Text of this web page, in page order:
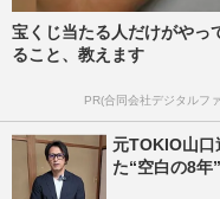
宝くじ当たる人だけがやっ
ること、教えます
PR(合同会社デジタルフ
元TOKIO山
た“空白の8年